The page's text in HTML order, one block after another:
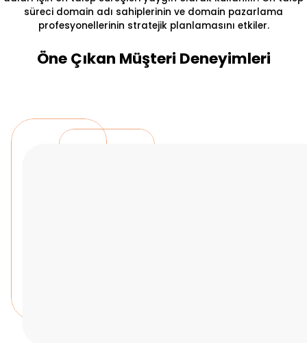
süreci domain adı sahiplerinin ve domain pazarlama
profesyonellerinin stratejik planlamasını etkiler.
Öne Çıkan Müşteri Deneyimleri